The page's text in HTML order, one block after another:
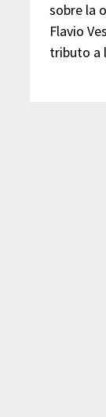
sobre la
Flavio
tributo a